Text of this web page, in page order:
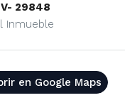
29848
Inmueble
en Google Maps